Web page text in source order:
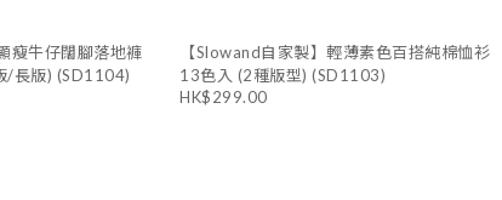
瘦牛仔闊腳落地褲
/長版) (SD1104)
【Slowand自家製】輕薄素色百搭純棉恤衫
13色入 (2種版型) (SD1103)
HK$299.00